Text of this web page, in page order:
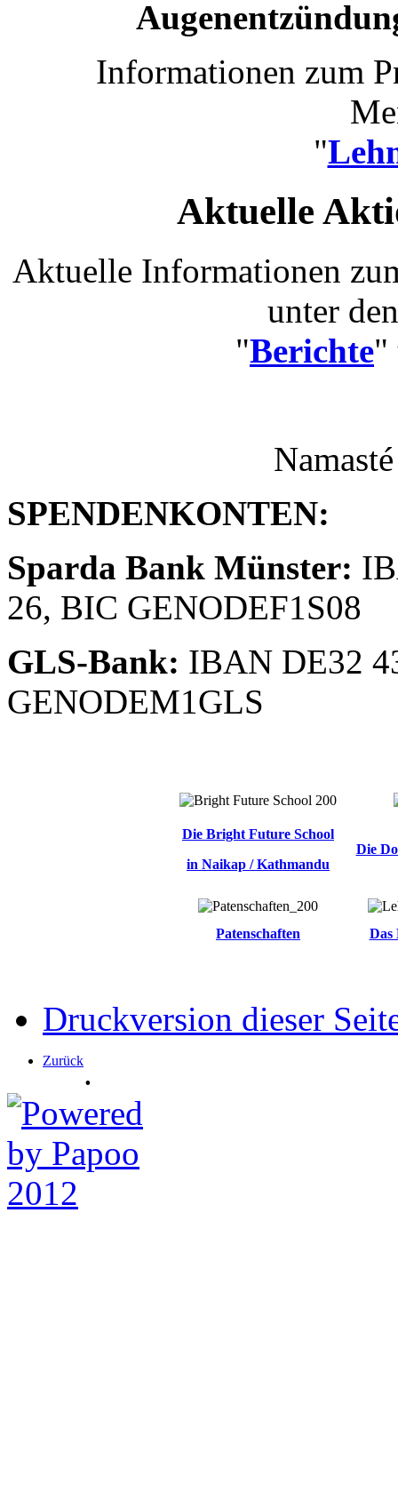
Informationen zum
"
Aktuelle
Aktuelle Informationen
unter
"Berichte"
SPENDENKONTEN:
Sparda Bank Münster:
26, BIC GENODEF1S08
GLS-Bank: IBAN DE32
GENODEM1GLS
Die Bright Future School
in Naikap / Kathmandu
Die
Patenschaften Das
Druckversion dieser
Zurück.